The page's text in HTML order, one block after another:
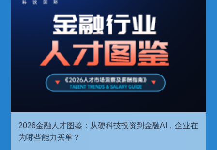
2026金融人才图鉴：从硬科技投资到金融AI，企业在
为哪些能力买单？